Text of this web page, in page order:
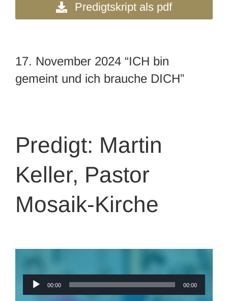
Predigtskript als pdf
17. November 2024 “ICH bin
gemeint und ich brauche DICH”
Predigt: Martin
Keller, Pastor
Mosaik-Kirche
Audio-00:00 00:00